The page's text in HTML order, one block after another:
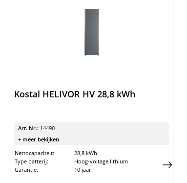
Kostal HELIVOR HV 28,8 kWh
Art. Nr.: 14490
+ meer bekijken
Nettocapaciteit:
28,8 kWh
Type batterij:
Hoog-voltage lithium
Garantie:
10 jaar